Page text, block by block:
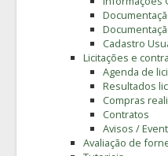
Cadastro
Licitações e
Agenda de
Resultados
Compras
Contratos
Avisos /
Avaliação de